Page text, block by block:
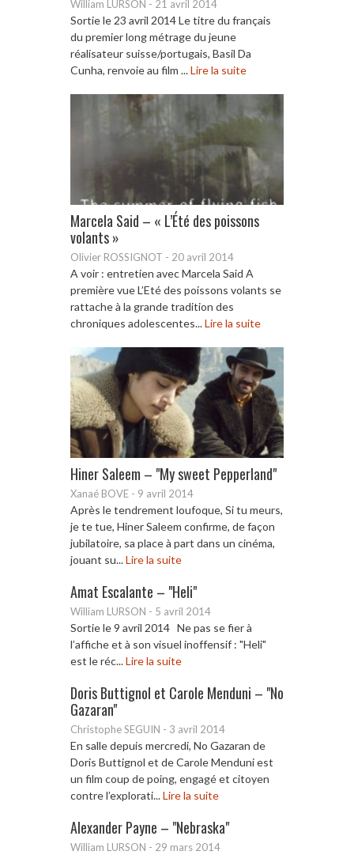
William LURSON - 21 avril 2014
Sortie le 23 avril 2014 Le titre du français
du premier long métrage du jeune
réalisateur suisse/portugais, Basil Da
Cunha, renvoie au film ...Lire la suite
Marcela Said – « L’Été des poissons
volants »
Olivier ROSSIGNOT - 20 avril 2014
A voir : entretien avec Marcela Said A
première vue L’Eté des poissons volants se
rattache à la grande tradition des
chroniques adolescentes...Lire la suite
Hiner Saleem – "My sweet Pepperland"
Xanaé BOVE - 9 avril 2014
Après le tendrement loufoque, Si tu meurs,
je te tue, Hiner Saleem confirme, de façon
jubilatoire, sa place à part dans un cinéma,
jouant su...Lire la suite
Amat Escalante – "Heli"
William LURSON - 5 avril 2014
Sortie le 9 avril 2014 Ne pas se fier à
l’affiche et à son visuel inoffensif : "Heli"
est le réc...Lire la suite
Doris Buttignol et Carole Menduni – "No
Gazaran"
Christophe SEGUIN - 3 avril 2014
En salle depuis mercredi, No Gazaran de
Doris Buttignol et de Carole Menduni est
un film coup de poing, engagé et citoyen
contre l’explorati...Lire la suite
Alexander Payne – "Nebraska"
William LURSON - 29 mars 2014